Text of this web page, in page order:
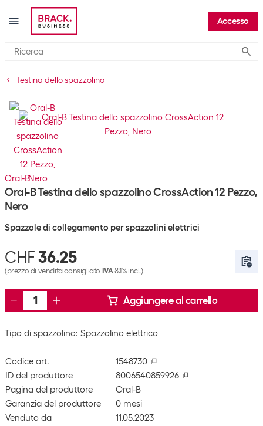
Accesso
Testina dello spazzolino
Oral-B
Oral-B Testina dello spazzolino CrossAction 12 Pezzo,
Nero
Spazzole di collegamento per spazzolini elettrici
CHF 36.25
(prezzo di vendita consigliato IVA8.1% incl.)
Aggiungere al carrello
Tipo di spazzolino: Spazzolino elettrico
Codice art.
1548730
ID del produttore
8006540859926
Pagina del produttore
Oral-B
Garanzia del produttore
0 mesi
Venduto da
11.05.2023